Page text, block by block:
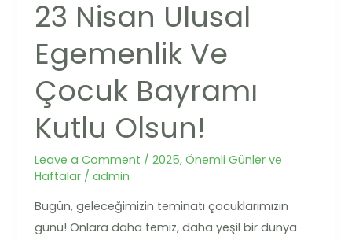
23 Nisan Ulusal
Egemenlik Ve
Çocuk Bayramı
Kutlu Olsun!
Leave a Comment /2025,Önemli Günler ve
Haftalar /admin
Bugün, geleceğimizin teminatı çocuklarımızın
günü! Onlara daha temiz, daha yeşil bir dünya
23
Nisan
Ulusal
Egemenlik
ve
Bayramı
Kutlu
Olsun!